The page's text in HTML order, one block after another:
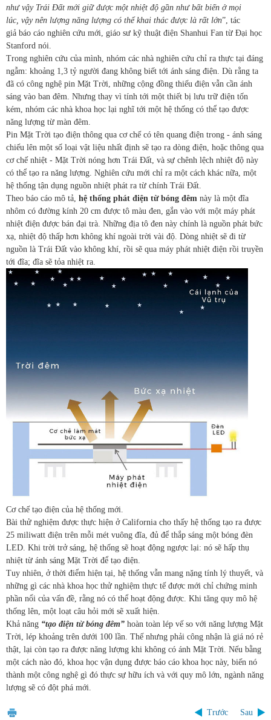
như vậy Trái Đất mới giữ được một nhiệt độ gần như bất biến ở mọi
lúc, vậy nên lượng năng lượng có thể khai thác được là rất lớn”, tác
giả báo cáo nghiên cứu mới, giáo sư kỹ thuật điện Shanhui Fan từ Đại học
Stanford nói.
Trong nghiên cứu của mình, nhóm các nhà nghiên cứu chỉ ra thực tại đáng
ngẫm: khoảng 1,3 tỷ người đang không biết tới ánh sáng điện. Dù rằng ta
đã có công nghệ pin Mặt Trời, những cộng đồng thiếu điện vẫn cần ánh
sáng vào ban đêm. Nhưng thay vì tính tới một thiết bị lưu trữ điện tốn
kém, nhóm các nhà khoa học lại nghĩ tới một hệ thống có thể tạo được
năng lượng từ màn đêm.
Pin Mặt Trời tạo điện thông qua cơ chế có tên quang điện trong - ánh sáng
chiếu lên một số loại vật liệu nhất định sẽ tạo ra dòng điện, hoặc thông qua
cơ chế nhiệt - Mặt Trời nóng hơn Trái Đất, và sự chênh lệch nhiệt độ này
có thể tạo ra năng lượng. Nghiên cứu mới chỉ ra một cách khác nữa, một
hệ thống tận dụng nguồn nhiệt phát ra từ chính Trái Đất.
Theo báo cáo mô tả, hệ thống phát điện từ bóng đêm này là một đĩa
nhôm có đường kính 20 cm được tô màu đen, gắn vào với một máy phát
nhiệt điện được bán đại trà. Những địa tô đen này chính là nguồn phát bức
xạ, nhiệt độ thấp hơn không khí ngoài trời vài độ. Dòng nhiệt sẽ đi từ
nguồn là Trái Đất vào không khí, rồi sẽ qua máy phát nhiệt điện rồi truyền
tới đĩa; đĩa sẽ tỏa nhiệt ra.
Cơ chế tạo điện của hệ thống mới.
Bài thử nghiệm được thực hiện ở California cho thấy hệ thống tạo ra được
25 miliwatt điện trên mỗi mét vuông đĩa, đủ để thắp sáng một bóng đèn
LED. Khi trời trở sáng, hệ thống sẽ hoạt động ngược lại: nó sẽ hấp thụ
nhiệt từ ánh sáng Mặt Trời để tạo điện.
Tuy nhiên, ở thời điểm hiện tại, hệ thống vẫn mang nặng tính lý thuyết, và
những gì các nhà khoa học thử nghiệm thực tế được mới chỉ chứng minh
phần nổi của vấn đề, rằng nó có thể hoạt động được. Khi tăng quy mô hệ
thống lên, một loạt câu hỏi mới sẽ xuất hiện.
Khả năng “tạo điện từ bóng đêm” hoàn toàn lép vế so với năng lượng Mặt
Trời, lép khoảng trên dưới 100 lần. Thế nhưng phải công nhận là giá nó rẻ
thật, lại còn tạo ra được năng lượng khi không có ánh Mặt Trời. Nếu bằng
một cách nào đó, khoa học vận dụng được báo cáo khoa học này, biến nó
thành một công nghệ gì đó thực sự hữu ích và với quy mô lớn, ngành năng
lượng sẽ có đột phá mới.
Trước Sau